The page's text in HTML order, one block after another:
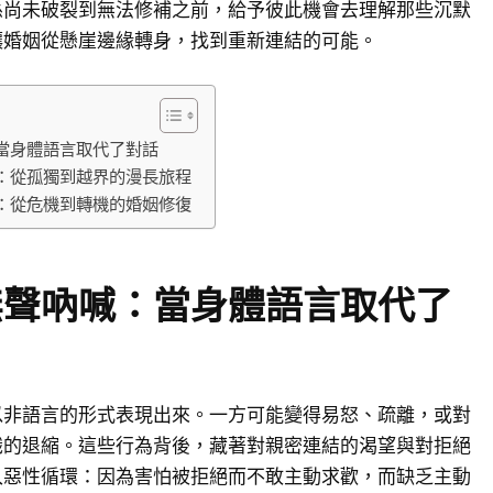
未破裂到無法修補之前，給予彼此機會去理解那些沉默
姻從懸崖邊緣轉身，找到重新連結的可能。
身體語言取代了對話
從孤獨到越界的漫長旅程
從危機到轉機的婚姻修復
吶喊：當身體語言取代了
語言的形式表現出來。一方可能變得易怒、疏離，或對
退縮。這些行為背後，藏著對親密連結的渴望與對拒絕
性循環：因為害怕被拒絕而不敢主動求歡，而缺乏主動